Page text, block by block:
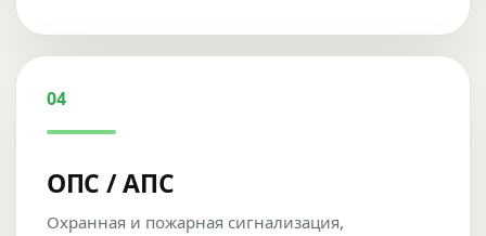
04
ОПС / АПС
Охранная и пожарная сигнализация,